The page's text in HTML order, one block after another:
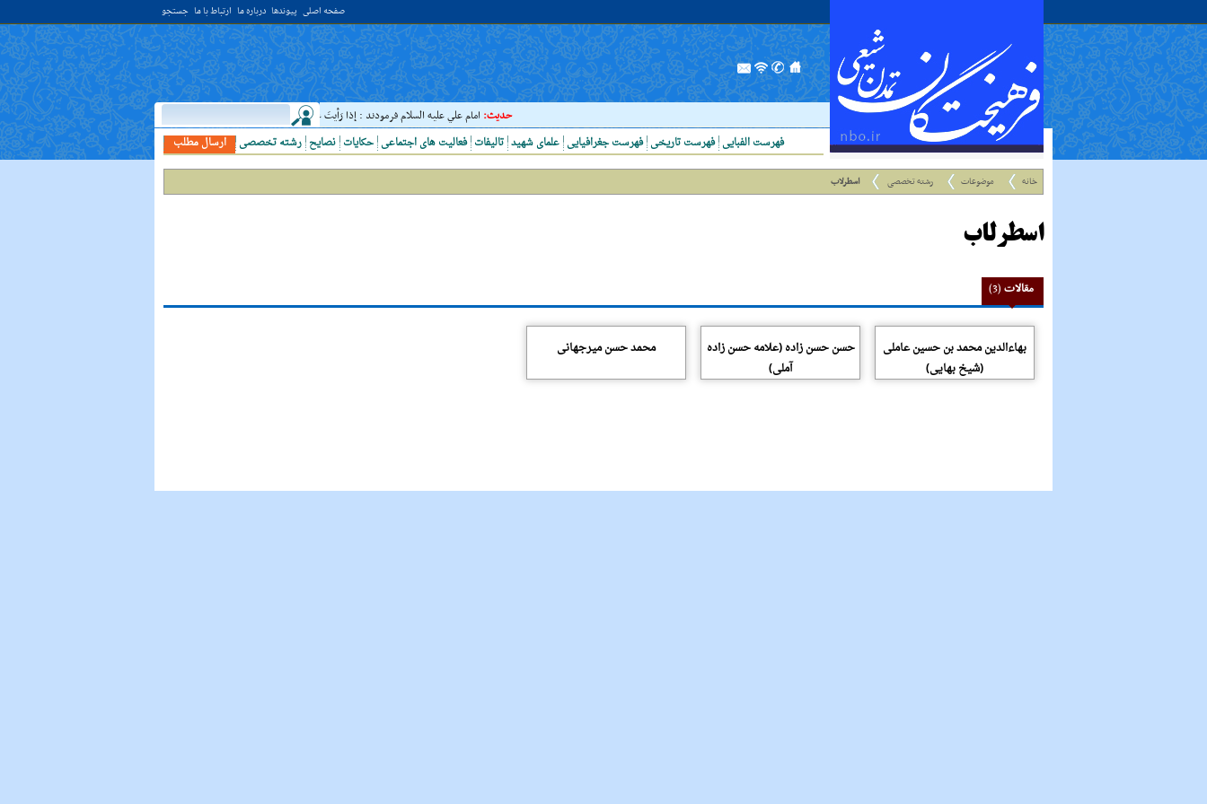
صفحه اصلی پیوندها درباره ما ارتباط با ما جستجو
حدیث:امام علي عليه السلام فرمودند : إذا رَأيتَ عالِما فَکُن لَهُ خادِما ؛ هرگاه دانشمندى ديدى، به او خدمت کن. ( غررالحکم ح ۴۰۴۴ )
ارسال مطلب
رشته تخصصی نصایح حکایات فعالیت های اجتماعی تالیفات علمای شهید فهرست جغرافیایی فهرست تاریخی فهرست الفبایی
خانه موضوعات رشته تخصصی اسطرلاب
اسطرلاب
مقالات(3)
بهاءالدین محمد بن حسین عاملی
(شیخ بهایی)
حسن حسن زاده (علامه حسن زاده
آملی)
محمد حسن میرجهانی